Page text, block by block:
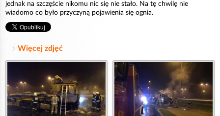
jednak na szczęście nikomu nic się nie stało. Na tę chwilę nie
wiadomo co było przyczyną pojawienia się ognia.
Więcej zdjęć